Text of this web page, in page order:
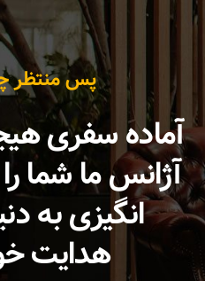
پس منتظر
آماده سفری
آژانس ما شما
انگیزی به
هدایت